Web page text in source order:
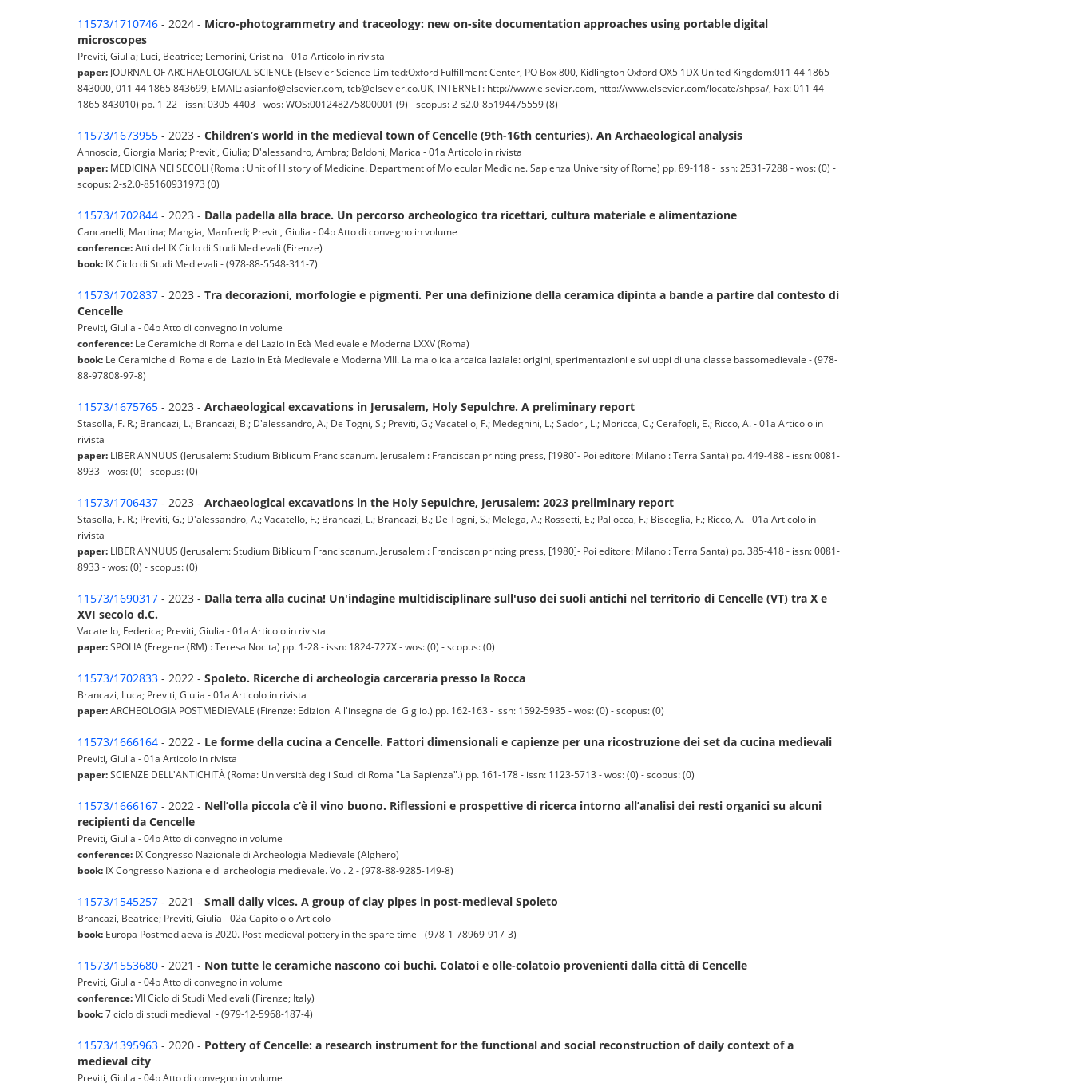
11573/1710746 - 2024 - Micro-photogrammetry and traceology: new on-site documentation approaches using portable digital
microscopes
Previti, Giulia; Luci, Beatrice; Lemorini, Cristina - 01a Articolo in rivista
paper: JOURNAL OF ARCHAEOLOGICAL SCIENCE (Elsevier Science Limited:Oxford Fulfillment Center, PO Box 800, Kidlington Oxford OX5 1DX United Kingdom:011 44 1865
843000, 011 44 1865 843699, EMAIL: asianfo@elsevier.com, tcb@elsevier.co.UK, INTERNET: http://www.elsevier.com, http://www.elsevier.com/locate/shpsa/, Fax: 011 44
1865 843010) pp. 1-22 - issn: 0305-4403 - wos: WOS:001248275800001 (9) - scopus: 2-s2.0-85194475559 (8)
11573/1673955 - 2023 - Children’s world in the medieval town of Cencelle (9th-16th centuries). An Archaeological analysis
Annoscia, Giorgia Maria; Previti, Giulia; D'alessandro, Ambra; Baldoni, Marica - 01a Articolo in rivista
paper: MEDICINA NEI SECOLI (Roma : Unit of History of Medicine. Department of Molecular Medicine. Sapienza University of Rome) pp. 89-118 - issn: 2531-7288 - wos: (0) -
scopus: 2-s2.0-85160931973 (0)
11573/1702844 - 2023 - Dalla padella alla brace. Un percorso archeologico tra ricettari, cultura materiale e alimentazione
Cancanelli, Martina; Mangia, Manfredi; Previti, Giulia - 04b Atto di convegno in volume
conference:Atti del IX Ciclo di Studi Medievali (Firenze)
book: IX Ciclo di Studi Medievali - (978-88-5548-311-7)
11573/1702837 - 2023 - Tra decorazioni, morfologie e pigmenti. Per una definizione della ceramica dipinta a bande a partire dal contesto di
Cencelle
Previti, Giulia - 04b Atto di convegno in volume
conference: Le Ceramiche di Roma e del Lazio in Età Medievale e Moderna LXXV (Roma)
book: Le Ceramiche di Roma e del Lazio in Età Medievale e Moderna VIII. La maiolica arcaica laziale: origini, sperimentazioni e sviluppi di una classe bassomedievale - (978-
88-97808-97-8)
11573/1675765 - 2023 - Archaeological excavations in Jerusalem, Holy Sepulchre. A preliminary report
Stasolla, F. R.; Brancazi, L.; Brancazi, B.; D'alessandro, A.; De Togni, S.; Previti, G.; Vacatello, F.; Medeghini, L.; Sadori, L.; Moricca, C.; Cerafogli, E.; Ricco, A. - 01a Articolo in
rivista
paper: LIBER ANNUUS (Jerusalem: Studium Biblicum Franciscanum. Jerusalem : Franciscan printing press, [1980]- Poi editore: Milano : Terra Santa) pp. 449-488 - issn: 0081-
8933 - wos: (0) - scopus: (0)
11573/1706437 - 2023 - Archaeological excavations in the Holy Sepulchre, Jerusalem: 2023 preliminary report
Stasolla, F. R.; Previti, G.; D'alessandro, A.; Vacatello, F.; Brancazi, L.; Brancazi, B.; De Togni, S.; Melega, A.; Rossetti, E.; Pallocca, F.; Bisceglia, F.; Ricco, A. - 01a Articolo in
rivista
paper: LIBER ANNUUS (Jerusalem: Studium Biblicum Franciscanum. Jerusalem : Franciscan printing press, [1980]- Poi editore: Milano : Terra Santa) pp. 385-418 - issn: 0081-
8933 - wos: (0) - scopus: (0)
11573/1690317 - 2023 - Dalla terra alla cucina! Un'indagine multidisciplinare sull'uso dei suoli antichi nel territorio di Cencelle (VT) tra X e
XVI secolo d.C.
Vacatello, Federica; Previti, Giulia - 01a Articolo in rivista
paper:SPOLIA (Fregene (RM) : Teresa Nocita) pp. 1-28 - issn: 1824-727X - wos: (0) - scopus: (0)
11573/1702833 - 2022 - Spoleto. Ricerche di archeologia carceraria presso la Rocca
Brancazi, Luca; Previti, Giulia - 01a Articolo in rivista
paper:ARCHEOLOGIA POSTMEDIEVALE (Firenze: Edizioni All'insegna del Giglio.) pp. 162-163 - issn: 1592-5935 - wos: (0) - scopus: (0)
11573/1666164 - 2022 - Le forme della cucina a Cencelle. Fattori dimensionali e capienze per una ricostruzione dei set da cucina medievali
Previti, Giulia - 01a Articolo in rivista
paper:SCIENZE DELL'ANTICHITÀ (Roma: Università degli Studi di Roma "La Sapienza".) pp. 161-178 - issn: 1123-5713 - wos: (0) - scopus: (0)
11573/1666167 - 2022 - Nell’olla piccola c’è il vino buono. Riflessioni e prospettive di ricerca intorno all’analisi dei resti organici su alcuni
recipienti da Cencelle
Previti, Giulia - 04b Atto di convegno in volume
conference: IX Congresso Nazionale di Archeologia Medievale (Alghero)
book: IX Congresso Nazionale di archeologia medievale. Vol. 2 - (978-88-9285-149-8)
11573/1545257 - 2021 - Small daily vices. A group of clay pipes in post-medieval Spoleto
Brancazi, Beatrice; Previti, Giulia - 02a Capitolo o Articolo
book: Europa Postmediaevalis 2020. Post-medieval pottery in the spare time - (978-1-78969-917-3)
11573/1553680 - 2021 - Non tutte le ceramiche nascono coi buchi. Colatoi e olle-colatoio provenienti dalla città di Cencelle
Previti, Giulia - 04b Atto di convegno in volume
conference:VII Ciclo di Studi Medievali (Firenze; Italy)
book:7 ciclo di studi medievali - (979-12-5968-187-4)
11573/1395963 - 2020 - Pottery of Cencelle: a research instrument for the functional and social reconstruction of daily context of a
medieval city
Previti, Giulia - 04b Atto di convegno in volume